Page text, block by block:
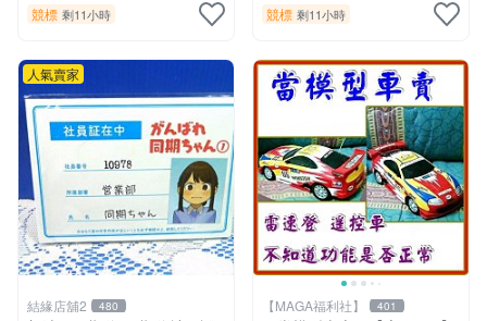
競標 剩11小時 競標 剩11小時
人氣賣家
結緣店舖2 480 【MAGA福利社】 401